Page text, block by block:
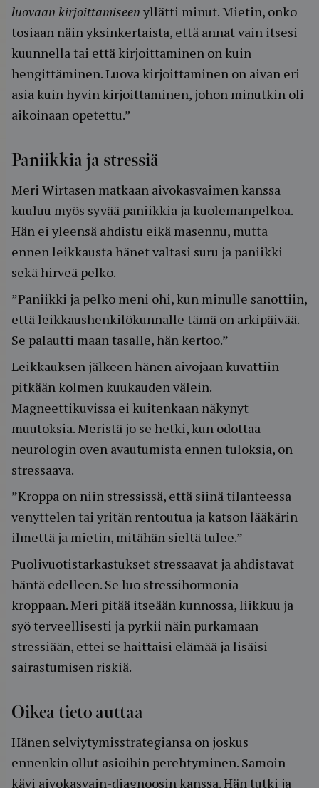
luovaan kirjoittamiseen yllätti minut. Mietin, onko
tosiaan näin yksinkertaista, että annat vain itsesi
kuunnella tai että kirjoittaminen on kuin
hengittäminen. Luova kirjoittaminen on aivan eri
asia kuin hyvin kirjoittaminen, johon minutkin oli
aikoinaan opetettu.”
Paniikkia ja stressiä
Meri Wirtasen matkaan aivokasvaimen kanssa
kuuluu myös syvää paniikkia ja kuolemanpelkoa.
Hän ei yleensä ahdistu eikä masennu, mutta
ennen leikkausta hänet valtasi suru ja paniikki
sekä hirveä pelko.
”Paniikki ja pelko meni ohi, kun minulle sanottiin,
että leikkaushenkilökunnalle tämä on arkipäivää.
Se palautti maan tasalle, hän kertoo.”
Leikkauksen jälkeen hänen aivojaan kuvattiin
pitkään kolmen kuukauden välein.
Magneettikuvissa ei kuitenkaan näkynyt
muutoksia. Meristä jo se hetki, kun odottaa
neurologin oven avautumista ennen tuloksia, on
stressaava.
”Kroppa on niin stressissä, että siinä tilanteessa
venyttelen tai yritän rentoutua ja katson lääkärin
ilmettä ja mietin, mitähän sieltä tulee.”
Puolivuotistarkastukset stressaavat ja ahdistavat
häntä edelleen. Se luo stressihormonia
kroppaan. Meri pitää itseään kunnossa, liikkuu ja
syö terveellisesti ja pyrkii näin purkamaan
stressiään, ettei se haittaisi elämää ja lisäisi
sairastumisen riskiä.
Oikea tieto auttaa
Hänen selviytymisstrategiansa on joskus
ennenkin ollut asioihin perehtyminen. Samoin
kävi aivokasvain-diagnoosin kanssa. Hän tutki ja